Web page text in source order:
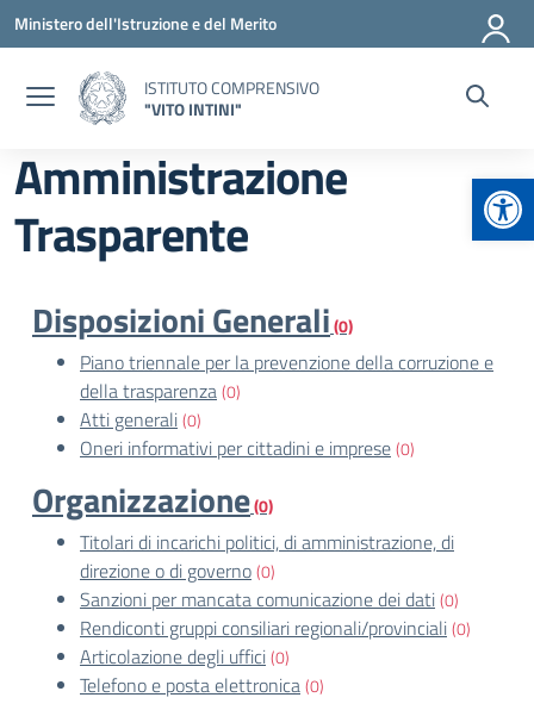
Vai ai contenuti
Vai al menu di navigazione
Vai al footer
Ministero dell'Istruzione e del Merito
ISTITUTO COMPRENSIVO
"VITO INTINI"
Amministrazione
Trasparente
Disposizioni Generali(0)
Piano triennale per la prevenzione della corruzione e
della trasparenza(0)
Atti generali(0)
Oneri informativi per cittadini e imprese(0)
Organizzazione(0)
Titolari di incarichi politici, di amministrazione, di
direzione o di governo(0)
Sanzioni per mancata comunicazione dei dati(0)
Rendiconti gruppi consiliari regionali/provinciali(0)
Articolazione degli uffici(0)
Telefono e posta elettronica(0)